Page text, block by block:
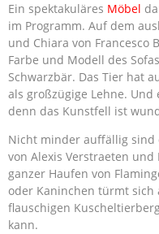
Ein spektakuläres Möbel
im Programm. Auf dem
und Chiara von Francesco
Farbe und Modell des
Schwarzbär. Das Tier hat
als großzügige Lehne.
denn das Kunstfell ist
Nicht minder auffällig sind
von Alexis Verstraeten
ganzer Haufen von
oder Kaninchen türmt sich
flauschigen
kann.